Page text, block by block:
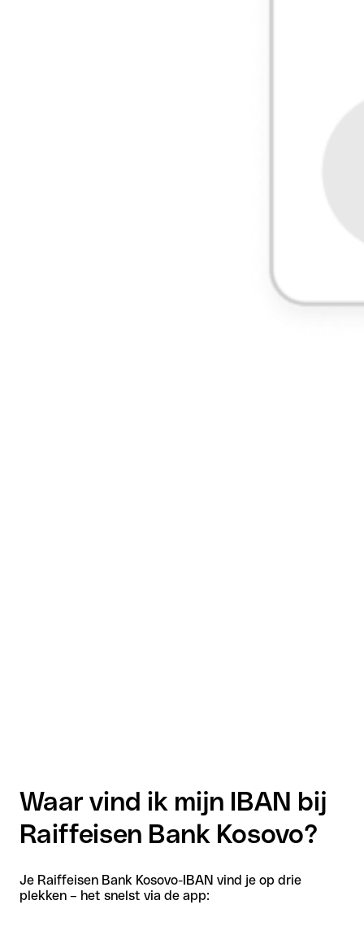
Waar vind ik mijn IBAN bij
Raiffeisen Bank Kosovo?
Je Raiffeisen Bank Kosovo-IBAN vind je op drie
plekken – het snelst via de app: